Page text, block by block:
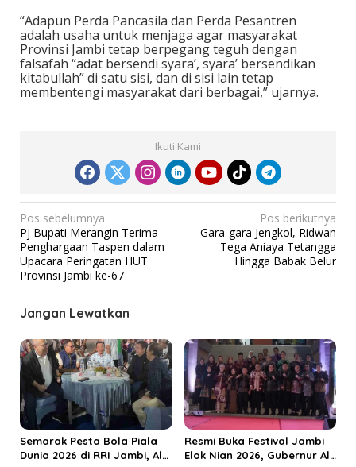
“Adapun Perda Pancasila dan Perda Pesantren
adalah usaha untuk menjaga agar masyarakat
Provinsi Jambi tetap berpegang teguh dengan
falsafah “adat bersendi syara’, syara’ bersendikan
kitabullah” di satu sisi, dan di sisi lain tetap
membentengi masyarakat dari berbagai,” ujarnya.
Ikuti Kami
N
a
v
i
g
s
i
p
o
s
Pos sebelumnya
Pj Bupati Merangin Terima
Penghargaan Taspen dalam
Upacara Peringatan HUT
Provinsi Jambi ke-67
Pos berikutnya
Gara-gara Jengkol, Ridwan
Tega Aniaya Tetangga
Hingga Babak Belur
Jangan Lewatkan
Semarak Pesta Bola Piala
Dunia 2026 di RRI Jambi, Al
Resmi Buka Festival Jambi
Elok Nian 2026, Gubernur Al